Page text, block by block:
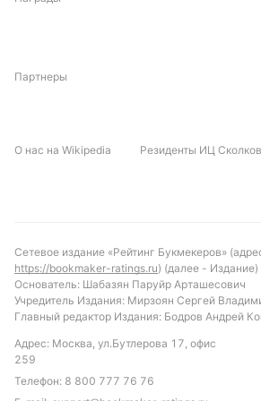
забивать, но при этом не склонны
Важную роль могут сыграть
С учетом текущей формы и
встреч, можно ожидать, что матч
достаточно равным, с
минимальное преимущество
Интересной ставкой выглядит
меньше 3,5», а также ставки на
Партнеры
О нас на Wikipedia Резиденты ИЦ
Сетевое издание «Рейтинг Букмекеров»
https://bookmaker-ratings.ru) (далее - Издание)
Основатель: Шабазян Паруйр Арташесович
Учредитель Издания: Мирзоян Сергей
Главный редактор Издания: Бодров Андрей
Адрес: Москва, ул.Бутлерова 17, офис
259
Телефон: 8 800 777 76 76